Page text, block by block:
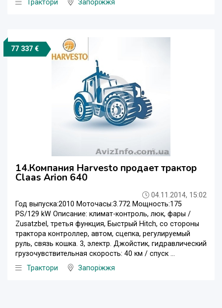
Трактори
Запоріжжя
77 337 €
14.Компания Harvesto продает трактор
Claas Arion 640
04.11.2014, 15:02
Год выпуска:2010 Моточасы:3.772 Мощность:175
PS/129 kW Описание: климат-контроль, люк, фары /
Zusatzbel, третья функция, Быстрый Hitch, со стороны
трактора контроллер, автом, сцепка, регулируемый
руль, связь кошка. 3, электр. Джойстик, гидравлический
грузочувствительная скорость: 40 км / спуск ...
Трактори
Запоріжжя